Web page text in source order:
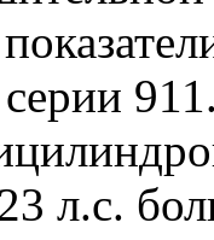
серии
л.с.